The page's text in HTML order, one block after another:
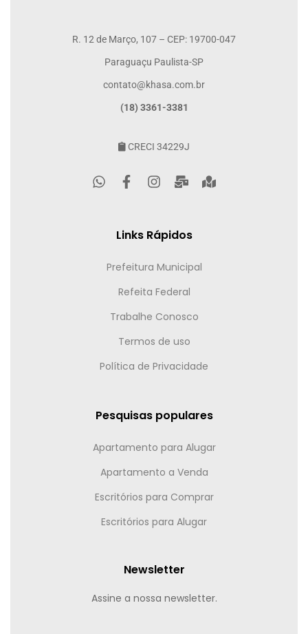
R. 12 de Março, 107 – CEP: 19700-047
Paraguaçu Paulista-SP
contato@khasa.com.br
(18) 3361-3381
CRECI 34229J
Links Rápidos
Prefeitura Municipal
Refeita Federal
Trabalhe Conosco
Termos de uso
Política de Privacidade
Pesquisas populares
Apartamento para Alugar
Apartamento a Venda
Escritórios para Comprar
Escritórios para Alugar
Newsletter
Assine a nossa newsletter.